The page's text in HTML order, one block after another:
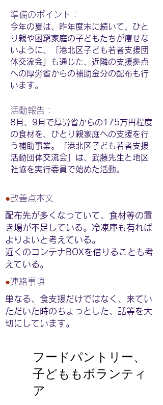
​準備のポイント：
今年の夏は、昨年度末に続いて、ひと
り親や困窮家庭の子どもたちが痩せな
いように、「港北区子ども若者支援団
体交流会」も通じた、近隣の支援拠点
への厚労省からの補助金分の配布も行
います。
活動報告：
8月、9月で厚労省からの175万円程度
の食材を、ひとり親家庭への支援を行
う補助事業。「港北区子ども若者支援
活動団体交流会」は、武藤先生と地区
社協を実行委員で始めた活動。
●改善点本文
配布先が多くなっていて、食材等の置
き場が不足している。冷凍庫も有れば
よりよいと考えている。
近くのコンテナBOXを借りることも考
えている。
●連絡事項
単なる、食支援だけではなく、来てい
ただいた時のちょっとした、話等を大
切にしています。
フードパントリー、
子どももボランティ
ア